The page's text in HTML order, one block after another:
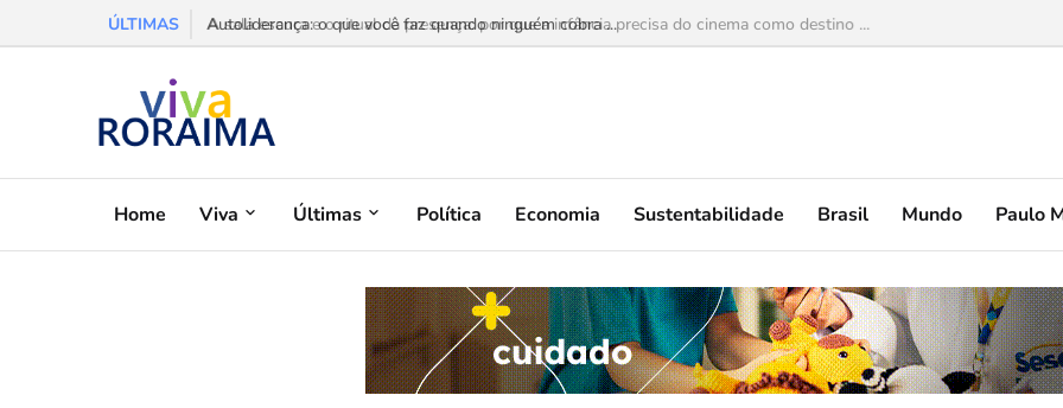
ÚLTIMAS A sala escura e o ritual da presença: por que a infância precisa do cinema como destino ...
Home Viva Últimas Política Economia Sustentabilidade Brasil Mundo Paulo